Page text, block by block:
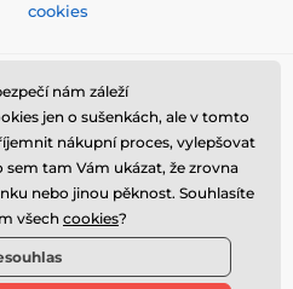
cookies
platba kartou
nám záleží
jen o sušenkách, ale v tomto
nákupní proces, vylepšovat
tam Vám ukázat, že zrovna
nebo jinou pěknost. Souhlasíte
všech cookies?